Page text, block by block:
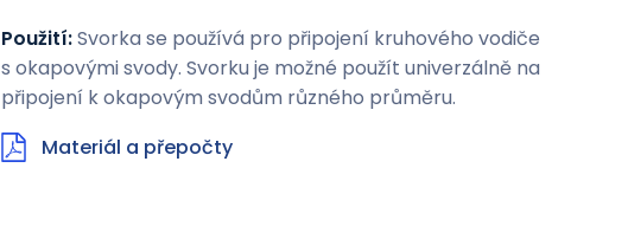
Použití:Svorka se používá pro připojení kruhového vodiče
s okapovými svody. Svorku je možné použít univerzálně na
připojení k okapovým svodům různého průměru.
Materiál a přepočty